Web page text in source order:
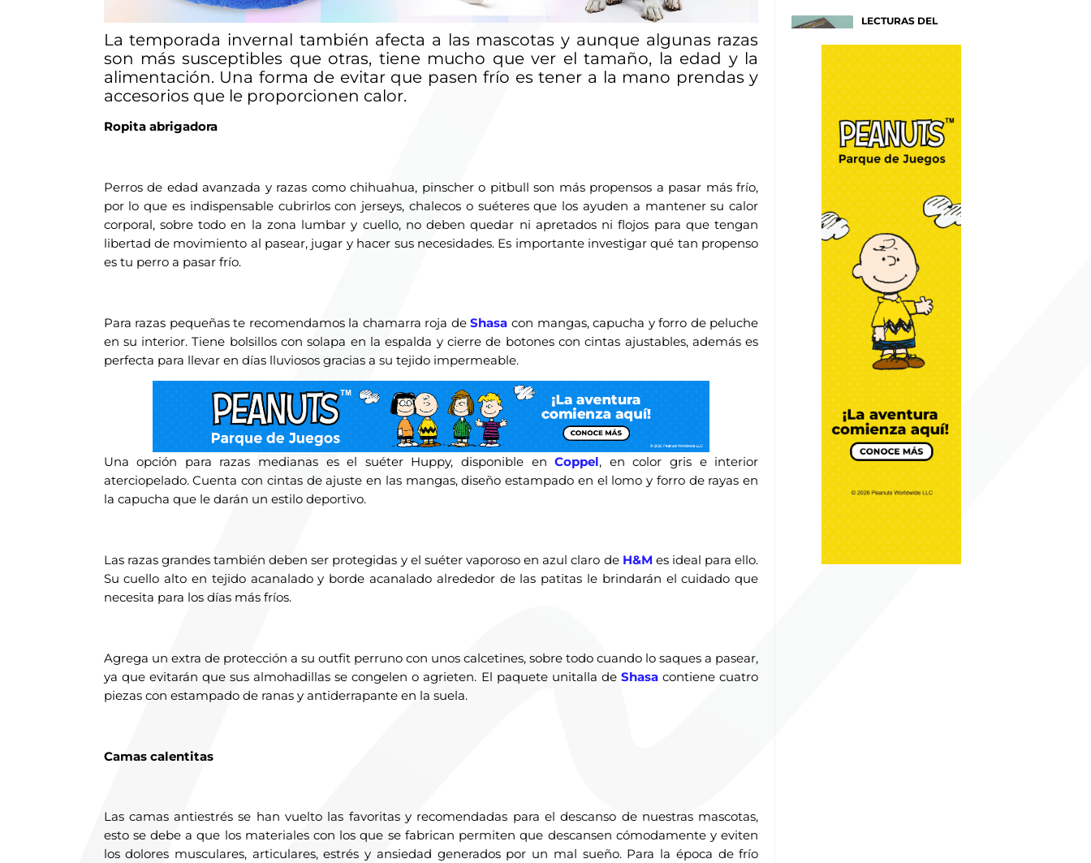
La temporada invernal también afecta a las mascotas y aunque algunas razas
son más susceptibles que otras, tiene mucho que ver el tamaño, la edad y la
alimentación. Una forma de evitar que pasen frío es tener a la mano prendas y
accesorios que le proporcionen calor.
Ropita abrigadora
Perros de edad avanzada y razas como chihuahua, pinscher o pitbull son más propensos a pasar más frío,
por lo que es indispensable cubrirlos con jerseys, chalecos o suéteres que los ayuden a mantener su calor
corporal, sobre todo en la zona lumbar y cuello, no deben quedar ni apretados ni flojos para que tengan
libertad de movimiento al pasear, jugar y hacer sus necesidades. Es importante investigar qué tan propenso
es tu perro a pasar frío.
Para razas pequeñas te recomendamos la chamarra roja deShasa con mangas, capucha y forro de peluche
en su interior. Tiene bolsillos con solapa en la espalda y cierre de botones con cintas ajustables, además es
perfecta para llevar en días lluviosos gracias a su tejido impermeable.
Una opción para razas medianas es el suéter Huppy, disponible enCoppel, en color gris e interior
aterciopelado. Cuenta con cintas de ajuste en las mangas, diseño estampado en el lomo y forro de rayas en
la capucha que le darán un estilo deportivo.
Las razas grandes también deben ser protegidas y el suéter vaporoso en azul claro de H&M es ideal para ello.
Su cuello alto en tejido acanalado y borde acanalado alrededor de las patitas le brindarán el cuidado que
necesita para los días más fríos.
Agrega un extra de protección a su outfit perruno con unos calcetines, sobre todo cuando lo saques a pasear,
ya que evitarán que sus almohadillas se congelen o agrieten. El paquete unitalla deShasa contiene cuatro
piezas con estampado de ranas y antiderrapante en la suela.
Camas calentitas
Las camas antiestrés se han vuelto las favoritas y recomendadas para el descanso de nuestras mascotas,
esto se debe a que los materiales con los que se fabrican permiten que descansen cómodamente y eviten
los dolores musculares, articulares, estrés y ansiedad generados por un mal sueño. Para la época de frío
LECTURAS DEL
Títulos para entender tu
mente
Afiches
SAM SMITH: HAZEL
EYES
Un nuevo y emotivo disco
sobre NY
Afiches
RAYAS COLORIDAS
Por Mónica Muñoz
Go Fashion
WRAPOLLO
Por Chef Christian Lima
DIY y Algo más
WRAP DE PAVO EN
CREMOSO DE
AGUACATE
Por Chef Daniel Zárate
DIY y Algo más
BATIDO DE YOGUR
GRIEGO
Por Chef Daniel Zárate
DIY y Algo más